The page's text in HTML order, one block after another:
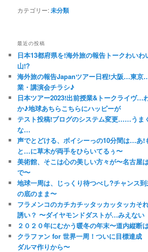
カテゴリー:未分類
最近の投稿
日本13都府県を!海外旅の報告トークわい
山!?
海外旅の報告Japanツアー日程!大阪…東
業・講演会チラシ♪
日本ツアー2023!出前授業&トークライヴ…
か♪地球あちらこちらにハッピーが
テスト投稿!ブログのシステム変更……うま
な…
声でとどける、ボイシーっの10分間は…あ!
と…に草木が両手をひらいてるぅ〜
美術館、そこは心の美しい方々が〜名古屋
で〜
地球一周は、じっくり待つべし?チャンス
の底のまま〜
フラメンコのカチカチッタッカッタッカそ
誘い？ 〜ダイヤモンドダストが…みえない
２０２０年にむかう暖冬の年末〜道内縦断
クラファン for 世界一周！ついに目標達成
ダルマ作りから〜